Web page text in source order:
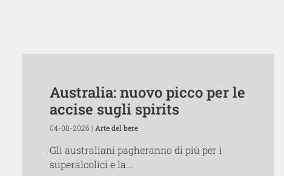
Australia: nuovo picco per le
accise sugli spirits
04-08-2026 | Arte del bere
Gli australiani pagheranno di più per i
superalcolici e la...